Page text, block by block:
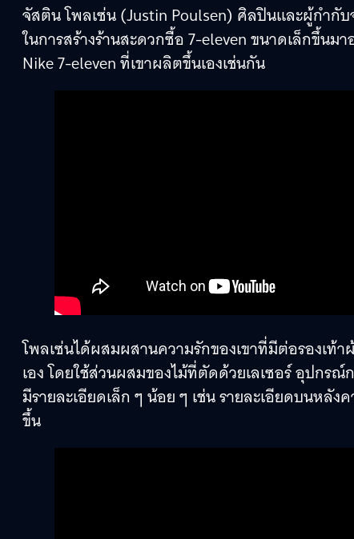
จัสติน โพลเซ่น (Justin Poulsen) ศิลปินและผู้กำกับ
ในการสร้างร้านสะดวกซื้อ 7-eleven ขนาดเล็กขึ้นม
Nike 7-eleven ที่เขาผลิตขึ้นเองเช่นกัน
โพลเซ่นได้ผสมผสานความรักของเขาที่มีต่อรองเท้
เอง โดยใช้ส่วนผสมของไม้ที่ตัดด้วยเลเซอร์ อุปก
มีรายละเอียดเล็ก ๆ น้อย ๆ เช่น รายละเอียดบนหลั
ขึ้น